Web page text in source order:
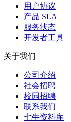
用户协议
产品 SLA
服务状态
开发者工具
关于我们
公司介绍
社会招聘
校园招聘
联系我们
七牛资料库